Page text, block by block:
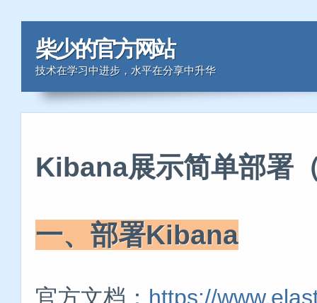
柴少的官方网站
技术在学习中进步，水平在分享中升华
Kibana展示简单部署
一、部署Kibana
官方文档： https://